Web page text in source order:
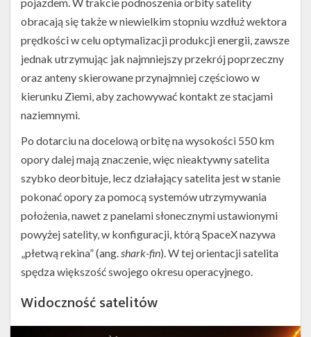
obracają się także w niewielkim stopniu wzdłuż wektora
prędkości w celu optymalizacji produkcji energii, zawsze
jednak utrzymując jak najmniejszy przekrój poprzeczny
oraz anteny skierowane przynajmniej częściowo w
kierunku Ziemi, aby zachowywać kontakt ze stacjami
naziemnymi.
Po dotarciu na docelową orbitę na wysokości 550 km
opory dalej mają znaczenie, więc nieaktywny satelita
szybko deorbituje, lecz działający satelita jest w stanie
pokonać opory za pomocą systemów utrzymywania
położenia, nawet z panelami słonecznymi ustawionymi
powyżej satelity, w konfiguracji, którą SpaceX nazywa
„płetwą rekina” (ang.shark-fin). W tej orientacji satelita
spędza większość swojego okresu operacyjnego.
Widoczność satelitów